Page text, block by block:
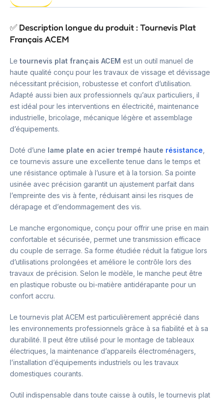
✅ Description longue du produit : Tournevis Plat
Français ACEM
Le tournevis plat français ACEM est un outil manuel de
haute qualité conçu pour les travaux de vissage et dévissage
nécessitant précision, robustesse et confort d’utilisation.
Adapté aussi bien aux professionnels qu’aux particuliers, il
est idéal pour les interventions en électricité, maintenance
industrielle, bricolage, mécanique légère et assemblage
d’équipements.
Doté d’une lame plate en acier trempé haute résistance
ce tournevis assure une excellente tenue dans le temps et
une résistance optimale à l’usure et à la torsion. Sa pointe
usinée avec précision garantit un ajustement parfait dans
l’empreinte des vis à fente, réduisant ainsi les risques de
dérapage et d’endommagement des vis.
Le manche ergonomique, conçu pour offrir une prise en main
confortable et sécurisée, permet une transmission efficace
du couple de serrage. Sa forme étudiée réduit la fatigue lors
d’utilisations prolongées et améliore le contrôle lors des
travaux de précision. Selon le modèle, le manche peut être
en plastique robuste ou bi-matière antidérapante pour un
confort accru.
Le tournevis plat ACEM est particulièrement apprécié dans
les environnements professionnels grâce à sa fiabilité et à sa
durabilité. Il peut être utilisé pour le montage de tableaux
électriques, la maintenance d’appareils électroménagers,
l’installation d’équipements industriels ou les travaux
domestiques courants.
Outil indispensable dans toute caisse à outils, le tournevis plat